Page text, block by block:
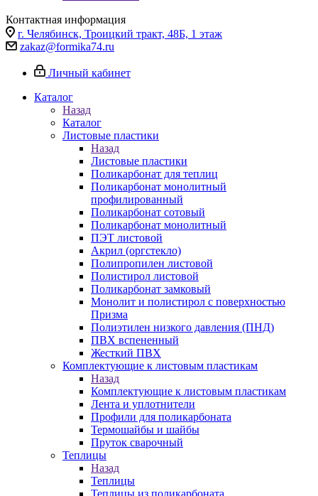
Контактная информация
г. Челябинск, Троицкий тракт, 48Б, 1 этаж
zakaz@formika74.ru
Личный кабинет
Каталог
Назад
Каталог
Листовые пластики
Назад
Листовые пластики
Поликарбонат для теплиц
Поликарбонат монолитный
профилированный
Поликарбонат сотовый
Поликарбонат монолитный
ПЭТ листовой
Акрил (оргстекло)
Полипропилен листовой
Полистирол листовой
Поликарбонат замковый
Монолит и полистирол с поверхностью
Призма
Полиэтилен низкого давления (ПНД)
ПВХ вспененный
Жесткий ПВХ
Комплектующие к листовым пластикам
Назад
Комплектующие к листовым пластикам
Лента и уплотнители
Профили для поликарбоната
Термошайбы и шайбы
Пруток сварочный
Теплицы
Назад
Теплицы
Теплицы из поликарбоната